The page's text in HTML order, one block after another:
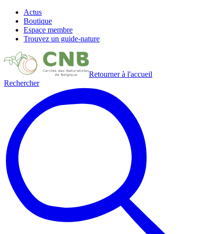
Actus
Boutique
Espace membre
Trouvez un guide-nature
Retourner à l'accueil
Rechercher